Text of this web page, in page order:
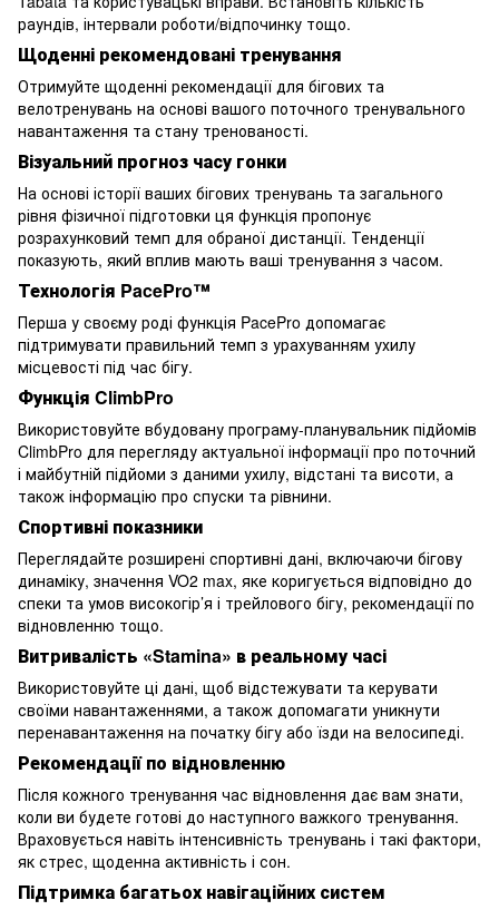
раундів, інтервали роботи/відпочинку тощо.
Щоденні рекомендовані тренування
Отримуйте щоденні рекомендації для бігових та
велотренувань на основі вашого поточного тренувального
навантаження та стану тренованості.
Візуальний прогноз часу гонки
На основі історії ваших бігових тренувань та загального
рівня фізичної підготовки ця функція пропонує
розрахунковий темп для обраної дистанції. Тенденції
показують, який вплив мають ваші тренування з часом.
Технологія PacePro™
Перша у своєму роді функція PacePro допомагає
підтримувати правильний темп з урахуванням ухилу
місцевості під час бігу.
Функція ClimbPro
Використовуйте вбудовану програму-планувальник підйомів
ClimbPro для перегляду актуальної інформації про поточний
і майбутній підйоми з даними ухилу, відстані та висоти, а
також інформацію про спуски та рівнини.
Спортивні показники
Переглядайте розширені спортивні дані, включаючи бігову
динаміку, значення VO2 max, яке коригується відповідно до
спеки та умов високогір’я і трейлового бігу, рекомендації по
відновленню тощо.
Витривалість «Stamina» в реальному часі
Використовуйте ці дані, щоб відстежувати та керувати
своїми навантаженнями, а також допомагати уникнути
перенавантаження на початку бігу або їзди на велосипеді.
Рекомендації по відновленню
Після кожного тренування час відновлення дає вам знати,
коли ви будете готові до наступного важкого тренування.
Враховується навіть інтенсивність тренувань і такі фактори,
як стрес, щоденна активність і сон.
Підтримка багатьох навігаційних систем